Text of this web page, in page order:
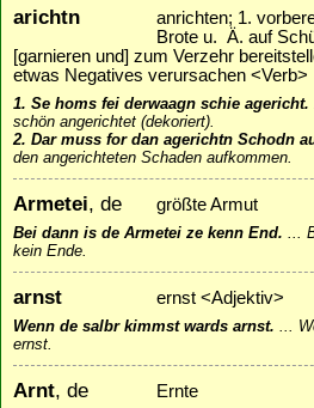
arichtn
anrichten; 1.
Brote u. Ä. auf
[garnieren und] zum Verzehr
etwas Negatives verursachen <Verb>
1. Se homs fei derwaagn schie agericht.
schön angerichtet (dekoriert).
2. Dar muss for dan agerichtn Schodn
den angerichteten Schaden aufkommen.
Armetei, de größte Armut
Bei dann is de Armetei ze kenn End.
kein Ende.
arnst ernst <Adjektiv>
Wenn de salbr kimmst wards arnst.
ernst.
Arnt, de Ernte